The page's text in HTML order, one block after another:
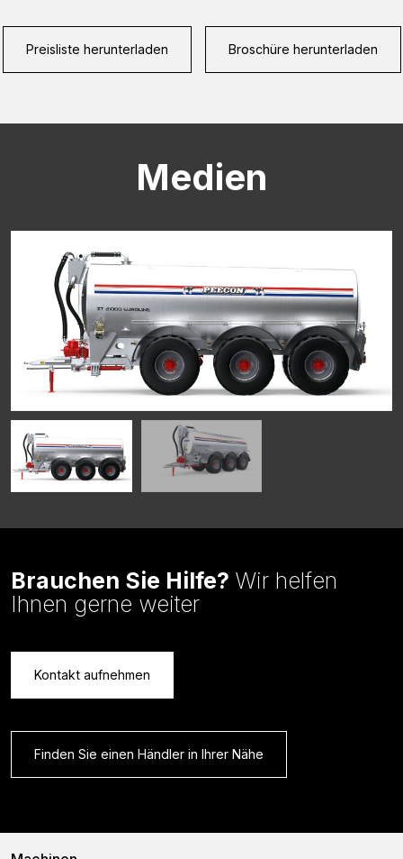
Preisliste herunterladen Broschüre herunterladen
Medien
Brauchen Sie Hilfe? Wir helfen
Ihnen gerne weiter
Kontakt aufnehmen
Finden Sie einen Händler in Ihrer Nähe